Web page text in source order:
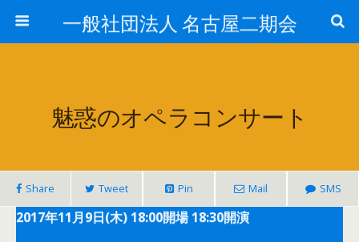
一般社団法人 名古屋二期会
魅惑のオペラコンサート
Share Tweet Pin Mail SMS
2017年11月9日(木) 18:00開場 18:30開演